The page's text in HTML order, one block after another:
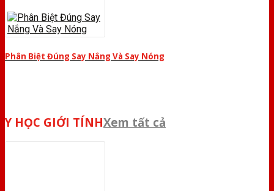
Phân Biệt Đúng Say Nắng Và Say Nóng
Y HỌC GIỚI TÍNHXem tất cả